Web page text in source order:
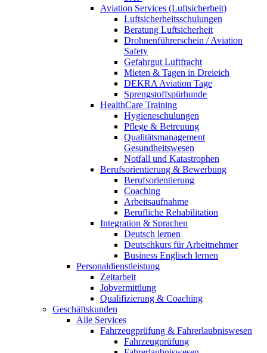
Aviation Services (Luftsicherheit)
Luftsicherheitsschulungen
Beratung Luftsicherheit
Drohnenführerschein / Aviation
Safety
Gefahrgut Luftfracht
Mieten & Tagen in Dreieich
DEKRA Aviation Tage
Sprengstoffspürhunde
HealthCare Training
Hygieneschulungen
Pflege & Betreuung
Qualitätsmanagement
Gesundheitswesen
Notfall und Katastrophen
Berufsorientierung & Bewerbung
Berufsorientierung
Coaching
Arbeitsaufnahme
Berufliche Rehabilitation
Integration & Sprachen
Deutsch lernen
Deutschkurs für Arbeitnehmer
Business Englisch lernen
Personaldienstleistung
Zeitarbeit
Jobvermittlung
Qualifizierung & Coaching
Geschäftskunden
Alle Services
Fahrzeugprüfung & Fahrerlaubniswesen
Fahrzeugprüfung